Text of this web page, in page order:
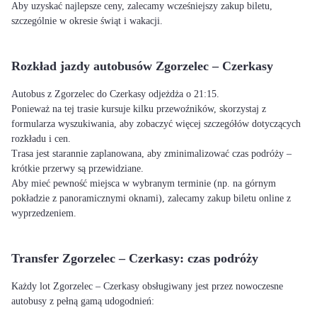
Aby uzyskać najlepsze ceny, zalecamy wcześniejszy zakup biletu,
szczególnie w okresie świąt i wakacji.
Rozkład jazdy autobusów Zgorzelec – Czerkasy
Autobus z Zgorzelec do Czerkasy odjeżdża o 21:15.
Ponieważ na tej trasie kursuje kilku przewoźników, skorzystaj z
formularza wyszukiwania, aby zobaczyć więcej szczegółów dotyczących
rozkładu i cen.
Trasa jest starannie zaplanowana, aby zminimalizować czas podróży –
krótkie przerwy są przewidziane.
Aby mieć pewność miejsca w wybranym terminie (np. na górnym
pokładzie z panoramicznymi oknami), zalecamy zakup biletu online z
wyprzedzeniem.
Transfer Zgorzelec – Czerkasy: czas podróży
Każdy lot Zgorzelec – Czerkasy obsługiwany jest przez nowoczesne
autobusy z pełną gamą udogodnień: